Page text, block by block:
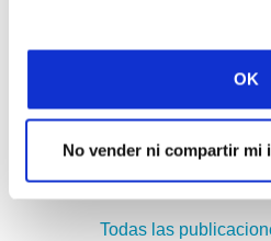
OK
No vender ni compartir mi
PHILIPPINES:
« Publicación
Todas las